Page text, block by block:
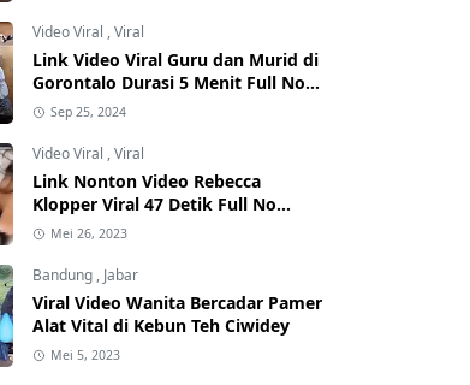
Video Viral ,Viral
Link Video Viral Guru dan Murid di
Gorontalo Durasi 5 Menit Full No
Sensor Bertebaran di Internet,
Hati-Hati Phising!
Sep 25, 2024
Video Viral ,Viral
Link Nonton Video Rebecca
Klopper Viral 47 Detik Full No
Sensor Bertebaran di Internet,
Mei 26, 2023
Bandung , Jabar
Viral Video Wanita Bercadar Pamer
Alat Vital di Kebun Teh Ciwidey
Mei 5, 2023